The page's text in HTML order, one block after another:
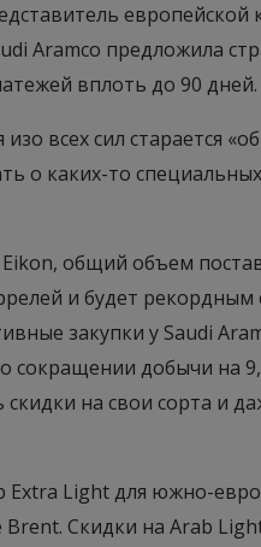
Aramco предложила
вплоть до 90 дней.
всех сил старается
о каких-то
общий объем
и будет рекордным
закупки у Saudi
сокращении добычи на
скидки на свои сорта и
Extra Light для южно-
Скидки на Arab